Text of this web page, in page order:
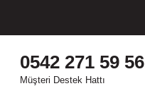
0542 271 59 56
Müşteri Destek Hattı